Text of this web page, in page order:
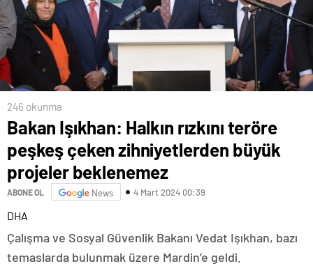
246 okunma
Bakan Işıkhan: Halkın rızkını teröre
peşkeş çeken zihniyetlerden büyük
projeler beklenemez
ABONE OL News 4 Mart 2024 00:39
DHA
Çalışma ve Sosyal Güvenlik Bakanı Vedat Işıkhan, bazı
temaslarda bulunmak üzere Mardin’e geldi.